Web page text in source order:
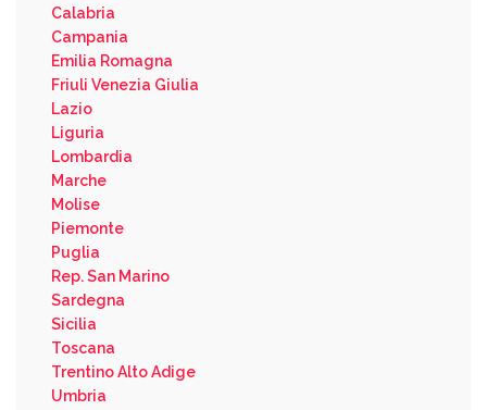
Calabria
Campania
Emilia Romagna
Friuli Venezia Giulia
Lazio
Liguria
Lombardia
Marche
Molise
Piemonte
Puglia
Rep. San Marino
Sardegna
Sicilia
Toscana
Trentino Alto Adige
Umbria